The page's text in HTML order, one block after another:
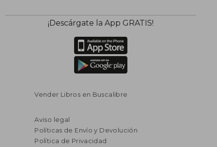
¡Descárgate la App GRATIS!
Vender Libros en Buscalibre
Aviso legal
Políticas de Envío y Devolución
Política de Privacidad